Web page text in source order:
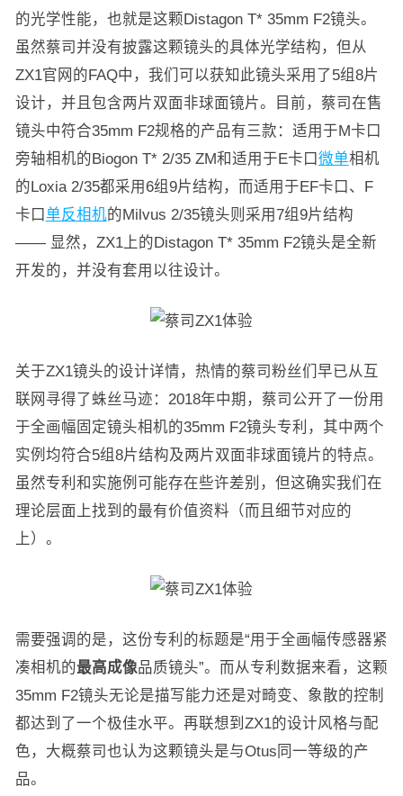
的光学性能，也就是这颗Distagon T* 35mm F2镜头。
虽然蔡司并没有披露这颗镜头的具体光学结构，但从
ZX1官网的FAQ中，我们可以获知此镜头采用了5组8片
设计，并且包含两片双面非球面镜片。目前，蔡司在售
镜头中符合35mm F2规格的产品有三款：适用于M卡口
旁轴相机的Biogon T* 2/35 ZM和适用于E卡口 微单相机
的Loxia 2/35都采用6组9片结构，而适用于EF卡口、F
卡口 单反相机的Milvus 2/35镜头则采用7组9片结构
—— 显然，ZX1上的Distagon T* 35mm F2镜头是全新
开发的，并没有套用以往设计。
关于ZX1镜头的设计详情，热情的蔡司粉丝们早已从互
联网寻得了蛛丝马迹：2018年中期，蔡司公开了一份用
于全画幅固定镜头相机的35mm F2镜头专利，其中两个
实例均符合5组8片结构及两片双面非球面镜片的特点。
虽然专利和实施例可能存在些许差别，但这确实我们在
理论层面上找到的最有价值资料（而且细节对应的
上）。
需要强调的是，这份专利的标题是“用于全画幅传感器紧
凑相机的最高成像品质镜头”。而从专利数据来看，这颗
35mm F2镜头无论是描写能力还是对畸变、象散的控制
都达到了一个极佳水平。再联想到ZX1的设计风格与配
色，大概蔡司也认为这颗镜头是与Otus同一等级的产
品。